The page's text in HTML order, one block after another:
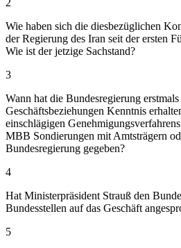
Wie haben sich die diesbezüglichen
der Regierung des Iran seit der ersten
Wie ist der jetzige Sachstand?
3
Wann hat die Bundesregierung
Geschäftsbeziehungen Kenntnis
einschlägigen
MBB Sondierungen mit Amtsträgern
Bundesregierung gegeben?
4
Hat Ministerpräsident Strauß den
Bundesstellen auf das Geschäft
5